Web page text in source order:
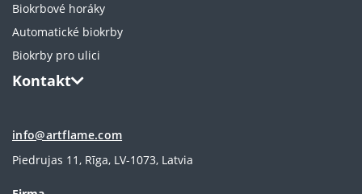
Biokrbové horáky
Automatické biokrby
Biokrby pro ulici
Kontakt
info@artflame.com
Piedrujas 11, Rīga, LV-1073, Latvia